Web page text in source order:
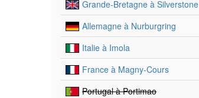
Grande-Bretagne à Silverstone
Allemagne à Nurburgring
Italie à Imola
France à Magny-Cours
Portugal à Portimao